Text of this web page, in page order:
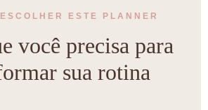
ESTE PLANNER
você precisa para
sua rotina